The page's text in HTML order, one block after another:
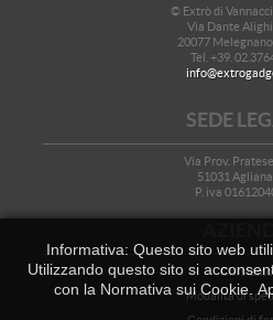
Informativa: Questo sito web
Utilizzando questo sito si
con la Normativa sui Cookie.
© Extrò di
Via Dante
20077
Tel. +39.
SEDE
Via Prov.
51031
P. iva
Chi siamo
Modalità di